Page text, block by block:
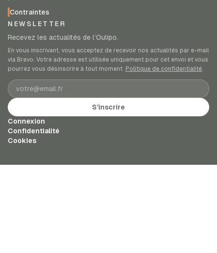
Contraintes
NEWSLETTER
Recevez les actualités de l’Oulipo.
En vous inscrivant, vous acceptez de recevoir nos actualités par e-mail
via Brevo. Votre adresse est utilisée uniquement pour cet envoi et vous
pourrez vous désinscrire à tout moment. Politique de confidentialité.
Adresse e-mail
S’inscrire
Connexion
Confidentialité
Cookies